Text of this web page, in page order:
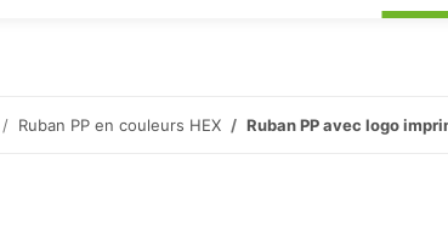
Ruban PP en couleurs HEX Ruban PP avec logo